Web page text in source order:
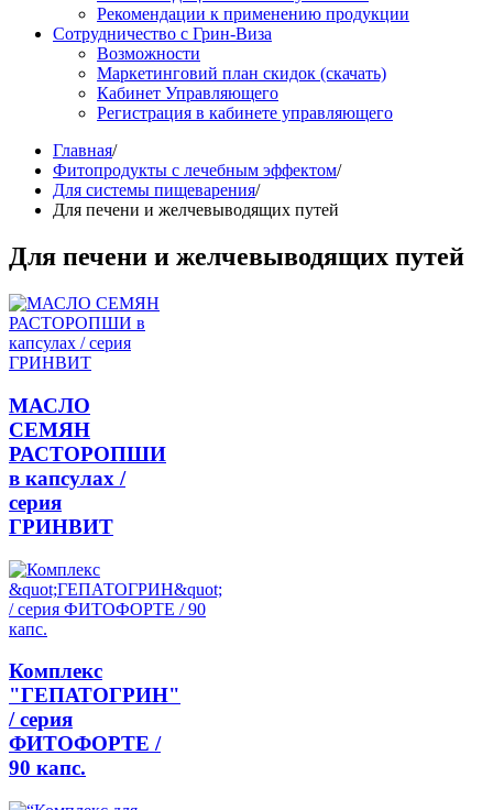
Рекомендации к применению продукции
Сотрудничество с Грин-Виза
Возможности
Маркетинговий план скидок (скачать)
Кабинет Управляющего
Регистрация в кабинете управляющего
Главная/
Фитопродукты с лечебным эффектом/
Для системы пищеварения/
Для печени и желчевыводящих путей
Для печени и желчевыводящих путей
МАСЛО
СЕМЯН
РАСТОРОПШИ
в капсулах /
серия
ГРИНВИТ
Комплекс
"ГЕПАТОГРИН"
/ серия
ФИТОФОРТЕ /
90 капс.